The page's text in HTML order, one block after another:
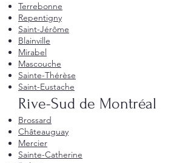
Terrebonne
Repentigny
Saint-Jérôme
Blainville
Mirabel
Mascouche
Sainte-Thérèse
Saint-Eustache
Rive-Sud de Montréal
Brossard
Châteauguay
Mercier
Sainte-Catherine